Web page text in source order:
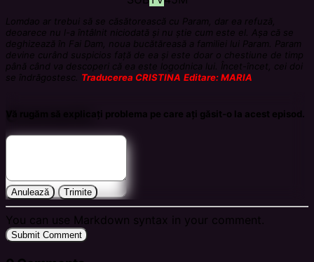
Lomdao ar trebui să se căsătorească cu Param, dar ea refuză,
deoarece nu l-a întâlnit niciodată și nu știe cum este el. Așa că se
deghizează în Fai Dam, noua bucătăreasă a familiei lui Param. Param
devine curând suspicios față de ea și este doar o chestiune de timp
până când va descoperi că ea este logodnica lui. Încet-încet, cei doi
se îndrăgostesc. Traducerea CRISTINA Editare: MARIA
Vă rugăm să explicați problema pe care ați găsit-o la acest episod.
Anulează Trimite
Comments
You can use Markdown syntax in your comment.
Submit Comment